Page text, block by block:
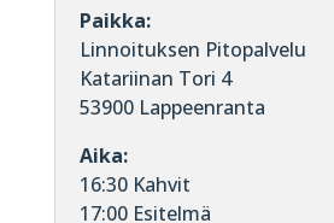
Paikka:
Linnoituksen Pitopalvelu
Katariinan Tori 4
53900 Lappeenranta
Aika:
16:30 Kahvit
17:00 Esitelmä